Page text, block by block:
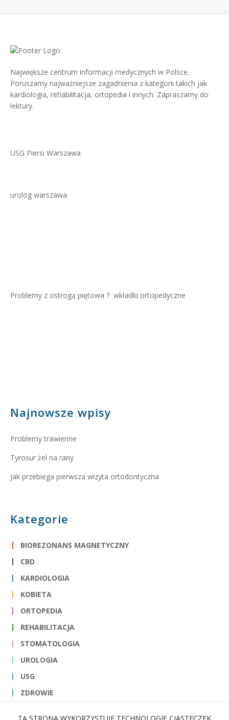
Największe centrum informacji medycznych w Polsce.
Poruszamy najważniejsze zagadnienia z kategorii takich jak
kardiologia, rehabilitacja, ortopedia i innych. Zapraszamy do
lektury.
USG Piersi Warszawa
urolog warszawa
Problemy z ostrogą piętowa ? wkładki ortopedyczne
Najnowsze wpisy
Problemy trawienne
Tyrosur żel na rany
Jak przebiega pierwsza wizyta ortodontyczna
Kategorie
BIOREZONANS MAGNETYCZNY
CBD
KARDIOLOGIA
KOBIETA
ORTOPEDIA
REHABILITACJA
STOMATOLOGIA
UROLOGIA
USG
ZDROWIE